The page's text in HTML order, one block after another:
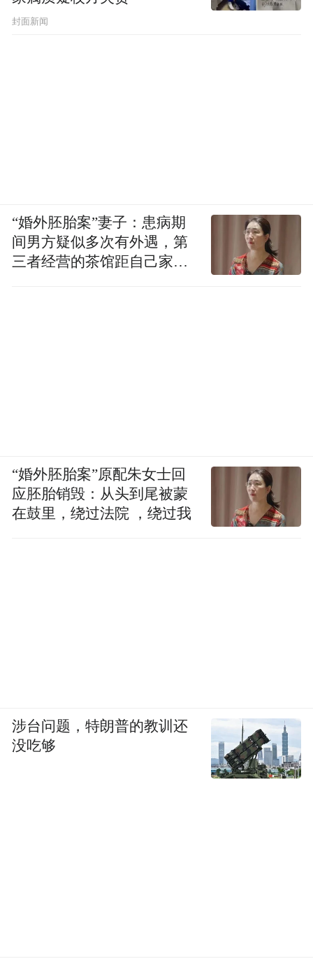
封面新闻
“婚外胚胎案”妻子：患病期
间男方疑似多次有外遇，第
三者经营的茶馆距自己家步
“婚外胚胎案”原配朱女士回
应胚胎销毁：从头到尾被蒙
在鼓里，绕过法院 ，绕过我
涉台问题，特朗普的教训还
没吃够